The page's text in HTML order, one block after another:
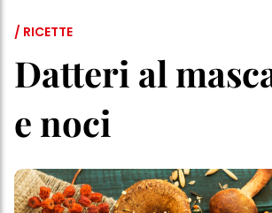
/ RICETTE
Datteri al
e noci